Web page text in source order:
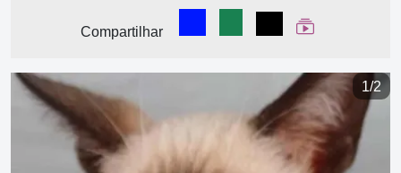
Compartilhar
Compartilhar no Facebook
Compartilhar no
Compartilhar
Ver Web Story
1/2